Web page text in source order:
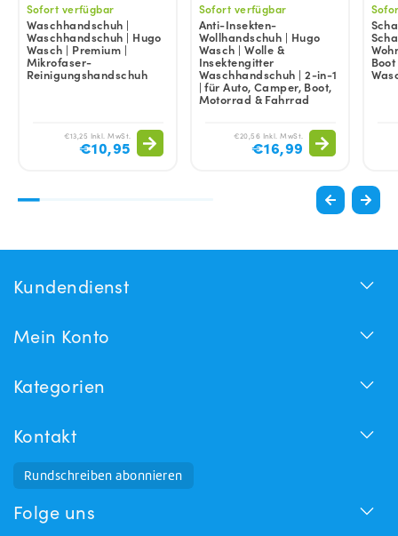
Sofort verfügbar
Waschhandschuh |
Waschhandschuh | Hugo
Wasch | Premium |
Mikrofaser-
Reinigungshandschuh
€13,25 Inkl. MwSt.
€10,95
Sofort verfügbar
Anti-Insekten-
Wollhandschuh | Hugo
Wasch | Wolle &
Insektengitter
Waschhandschuh | 2-in-1
| für Auto, Camper, Boot,
Motorrad & Fahrrad
€20,56 Inkl. MwSt.
€16,99
Kundendienst
Mein Konto
Kategorien
Kontakt
Rundschreiben abonnieren
Folge uns